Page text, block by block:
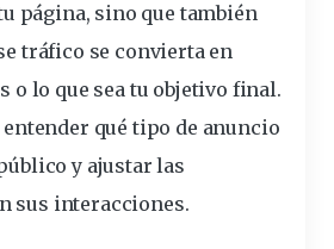
página, sino que también
tráfico se convierta en
o lo que sea tu objetivo final.
entender qué tipo de anuncio
y ajustar las
sus interacciones.